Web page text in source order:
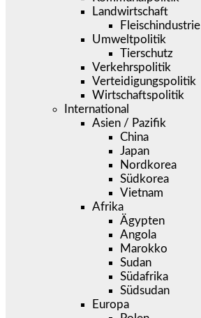
Landwirtschaft
Fleischindustrie
Umweltpolitik
Tierschutz
Verkehrspolitik
Verteidigungspolitik
Wirtschaftspolitik
International
Asien / Pazifik
China
Japan
Nordkorea
Südkorea
Vietnam
Afrika
Ägypten
Angola
Marokko
Sudan
Südafrika
Südsudan
Europa